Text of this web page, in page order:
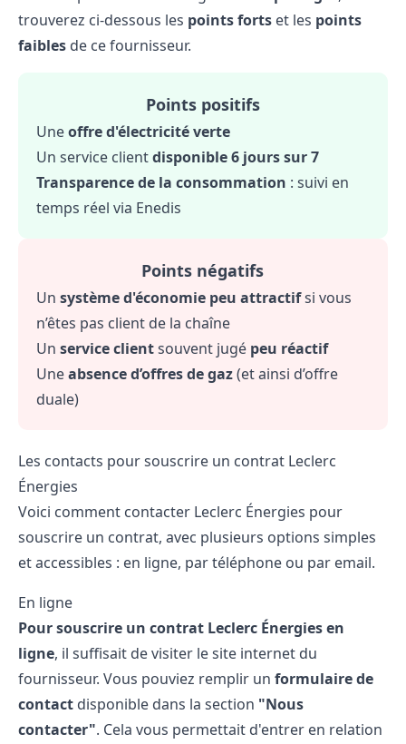
trouverez ci-dessous les points forts et les points
faibles de ce fournisseur.
Points positifs
Uneoffre d'électricité verte
Un service clientdisponible 6 jours sur 7
Transparence de la consommation : suivi en
temps réel via Enedis
Points négatifs
Un système d'économie peu attractifsi vous
n’êtes pas client de la chaîne
Un service clientsouvent jugé peu réactif
Uneabsence d’offres de gaz(et ainsi d’offre
duale)
Les contacts pour souscrire un contrat Leclerc
Énergies
Voici comment contacter Leclerc Énergies pour
souscrire un contrat, avec plusieurs options simples
et accessibles : en ligne, par téléphone ou par email.
En ligne
Pour souscrire un contrat Leclerc Énergies en
ligne, il suffisait de visiter le site internet du
fournisseur. Vous pouviez remplir un formulaire de
contact disponible dans la section "Nous
contacter". Cela vous permettait d'entrer en relation